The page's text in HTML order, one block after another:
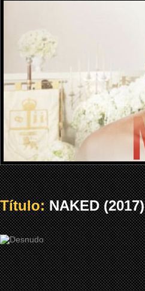
Título:NAKED (2017)